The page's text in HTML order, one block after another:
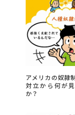
る
グローバルに強い大学
制度特集
デジタ
ジ（高3生用）
アメリカの奴隷
対立から何が
か？